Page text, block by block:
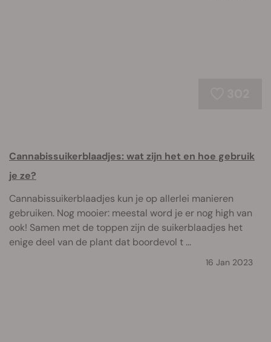
Cannabissuikerblaadjes: wat zijn het en hoe gebruik
je ze?
Cannabissuikerblaadjes kun je op allerlei manieren
gebruiken. Nog mooier: meestal word je er nog high van
ook! Samen met de toppen zijn de suikerblaadjes het
enige deel van de plant dat boordevol t ...
16 Jan 2023